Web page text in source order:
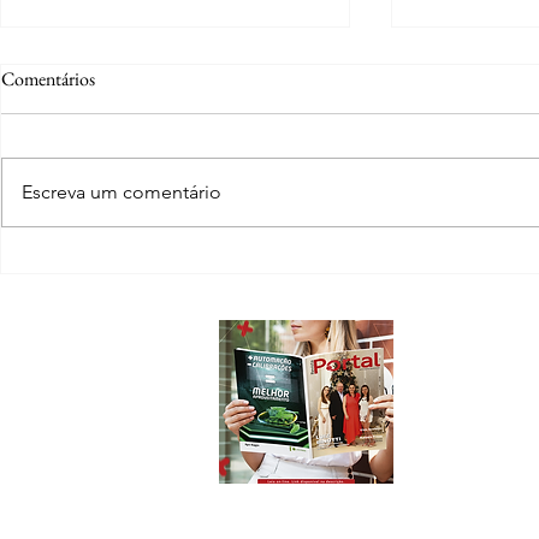
Verde à advocacia com propósito
Comentários
Escreva um comentário